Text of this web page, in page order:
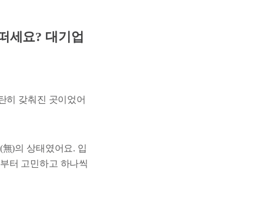
세요? 대기업
히 갖춰진 곳이었어
)의 상태였어요. 입
터 고민하고 하나씩